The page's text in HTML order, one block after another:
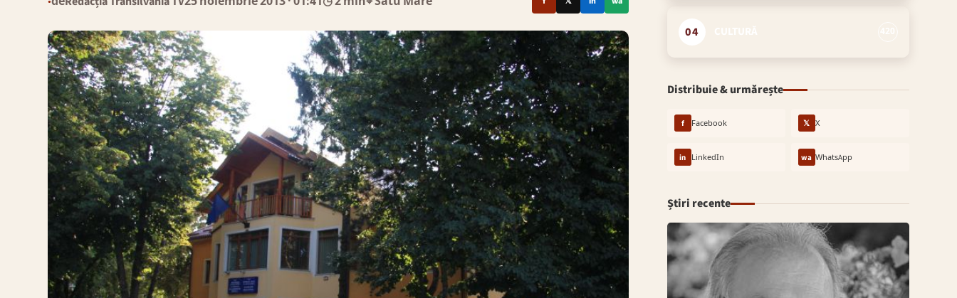
04
Distribuie & urmărește
f Facebook 𝕏 X
in LinkedIn wa WhatsApp
Știri recente